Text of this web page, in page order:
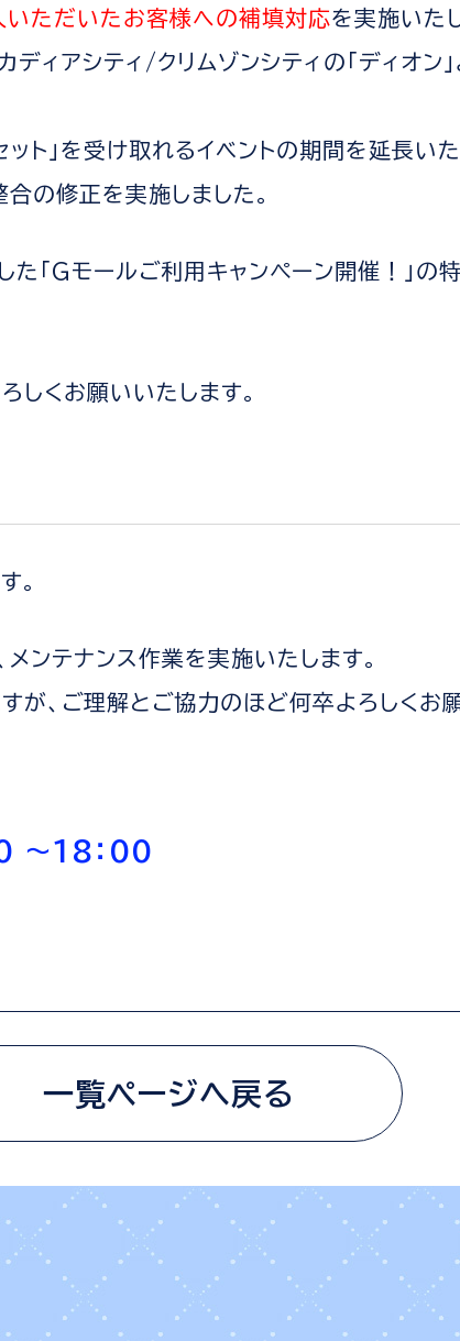
いただいたお客様への補填対応を実施いた
ィアシティ/クリムゾンシティの「ディオン
ット」を受け取れるイベントの期間を延長いた
の修正を実施しました。
「Gモールご利用キャンペーン開催！」の
くお願いいたします。
。
ンテナンス作業を実施いたします。
が、ご理解とご協力のほど何卒よろしくお
～18：00
一覧ページへ戻る